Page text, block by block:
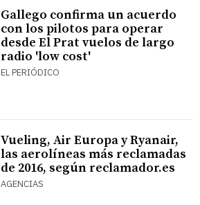
Gallego confirma un acuerdo
con los pilotos para operar
desde El Prat vuelos de largo
radio 'low cost'
EL PERIÓDICO
Vueling, Air Europa y Ryanair,
las aerolíneas más reclamadas
de 2016, según reclamador.es
AGENCIAS